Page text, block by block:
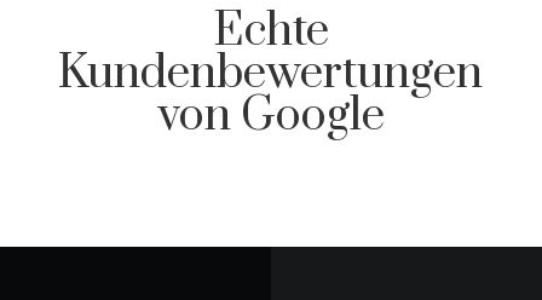
Echte
Kundenbewertungen
von Google